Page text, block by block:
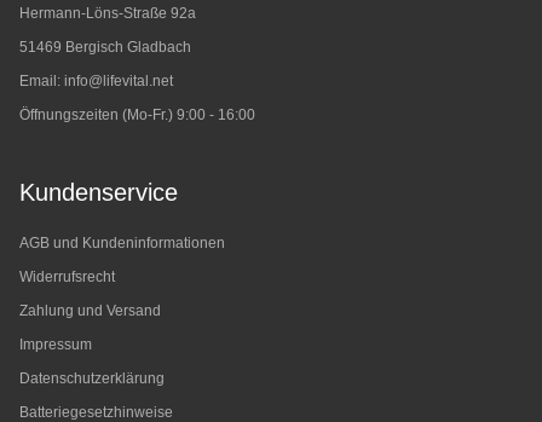
Hermann-Löns-Straße 92a
51469 Bergisch Gladbach
Email: info@lifevital.net
Öffnungszeiten (Mo-Fr.) 9:00 - 16:00
Kundenservice
AGB und Kundeninformationen
Widerrufsrecht
Zahlung und Versand
Impressum
Datenschutzerklärung
Batteriegesetzhinweise